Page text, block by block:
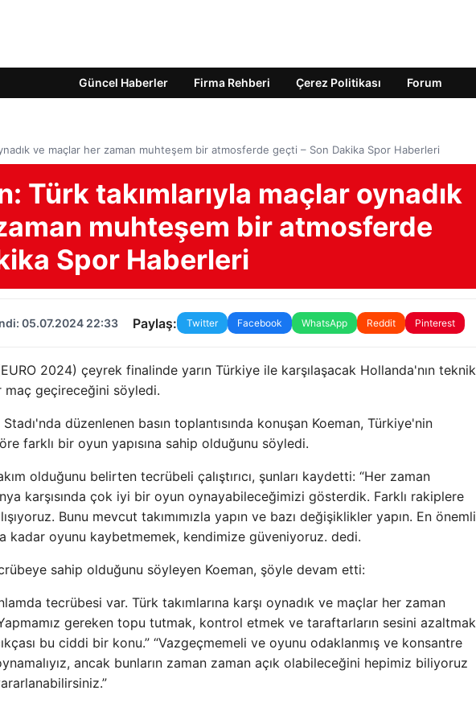
Güncel Haberler Firma Rehberi Çerez Politikası Forum
ve maçlar her zaman muhteşem bir atmosferde geçti – Son Dakika Spor Haberleri
Türk takımlarıyla maçlar oynadık
muhteşem bir atmosferde
Spor Haberleri
05.07.2024 22:33 Paylaş: Twitter Facebook WhatsApp Reddit Pinterest
2024) çeyrek finalinde yarın Türkiye ile karşılaşacak Hollanda'nın teknik
geçireceğini söyledi.
düzenlenen basın toplantısında konuşan Koeman, Türkiye'nin
farklı bir oyun yapısına sahip olduğunu söyledi.
olduğunu belirten tecrübeli çalıştırıcı, şunları kaydetti: “Her zaman
karşısında çok iyi bir oyun oynayabileceğimizi gösterdik. Farklı rakiplere
Bunu mevcut takımımızla yapın ve bazı değişiklikler yapın. En önemli
kadar oyunu kaybetmemek, kendimize güveniyoruz. dedi.
sahip olduğunu söyleyen Koeman, şöyle devam etti:
tecrübesi var. Türk takımlarına karşı oynadık ve maçlar her zaman
gereken topu tutmak, kontrol etmek ve taraftarların sesini
bu ciddi bir konu.” “Vazgeçmemeli ve oyunu odaklanmış ve konsantre
ancak bunların zaman zaman açık olabileceğini hepimiz biliyoruz